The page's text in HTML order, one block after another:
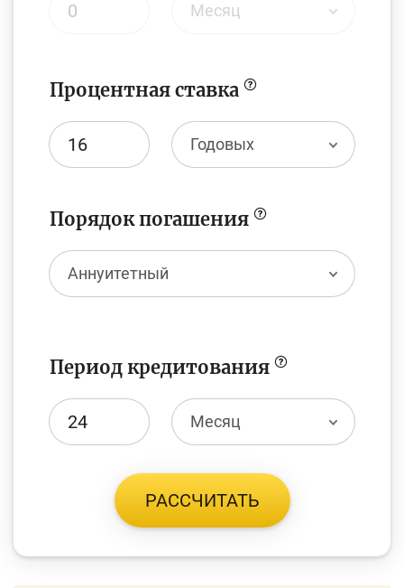
Месяц
Процентная ставка
Годовых
Порядок погашения
Аннуитетный
Период кредитования
Месяц
РАССЧИТАТЬ